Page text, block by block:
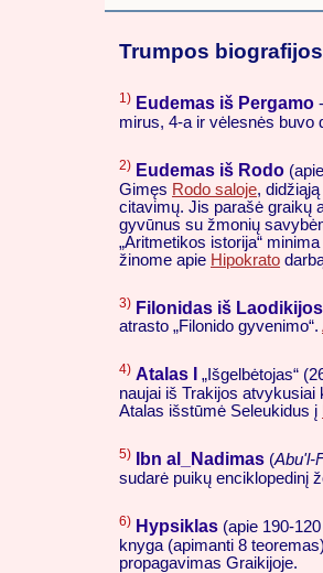
Trumpos
1) Eudemas iš Pergamo
mirus, 4-a ir vėlesnės buvo
2) Eudemas iš Rodo
Gimęs Rodo saloje,
citavimų. Jis parašė graikų
gyvūnus su žmonių
„Aritmetikos istorija“ minima
žinome apie Hipokrato
3) Filonidas iš Laodikijos
atrasto „Filonido gyvenimo“.
4) Atalas I „Išgelbėtojas“
naujai iš Trakijos
Atalas išstūmė Seleukidus į
5) Ibn al_Nadimas (Abu'l-
sudarė puikų enciklopedinį
6) Hypsiklas (apie 190-
knyga (apimanti 8
propagavimas Graikijoje.